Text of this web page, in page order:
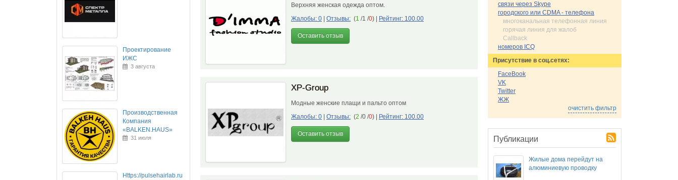
Верхняя женская одежда оптом.
Жалобы: 0
Отзывы: (1 /1 /0) Рейтинг: 100.00
Оставить отзыв
XP-Group
Модные женские плащи и пальто оптом
Жалобы: 0
Отзывы: (2 /0 /0) Рейтинг: 100.00
Оставить отзыв
Проектирование
ИЖС
3 августа
Производственная
Компания
«BALKEN.HAUS»
31 июля
Https://pulsehairlab.ru
связи через Skype
городского или CDMA - телефона
многоканальная телефонная линия
горячая линия для жалоб
Callback
номеров ICQ
Присутствие в соц.сетях:
FaceBook
VK
Twitter
ЖЖ
очистить фильтр
Публикации
Жилые дома перейдут на
алюминиевую проводку